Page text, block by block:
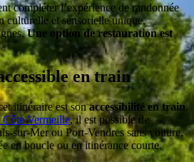
compléter l’expérience de randonnée
culturelle et sensorielle unique,
Une option de restauration est
en train
itinéraire est sonaccessibilité en train.
Vermeille, il est possible de
sur-MerouPort-Vendressans voiture,
en boucle ou en itinérance courte.